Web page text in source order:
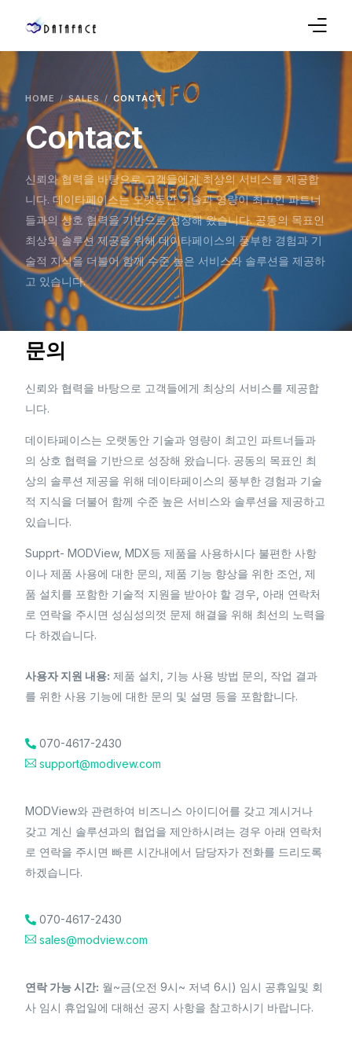
HOME SALES CONTACT
Contact
신뢰와 협력을 바탕으로 고객들에게 최상의 서비스를 제공합
니다. 데이타페이스는 오랫동안 기술과 영량이 최고인 파트너
들과의 상호 협력을 기반으로 성장해 왔습니다. 공동의 목표인
최상의 솔루션 제공을 위해 데이타페이스의 풍부한 경험과 기
술적 지식을 더불어 함께 수준 높은 서비스와 솔루션을 제공하
고 있습니다.
문의
신뢰와 협력을 바탕으로 고객들에게 최상의 서비스를 제공합
니다.
데이타페이스는 오랫동안 기술과 영량이 최고인 파트너들과
의 상호 협력을 기반으로 성장해 왔습니다. 공동의 목표인 최
상의 솔루션 제공을 위해 데이타페이스의 풍부한 경험과 기술
적 지식을 더불어 함께 수준 높은 서비스와 솔루션을 제공하고
있습니다.
Supprt- MODView, MDX등 제품을 사용하시다 불편한 사항
이나 제품 사용에 대한 문의, 제품 기능 향상을 위한 조언, 제
품 설치를 포함한 기술적 지원을 받아야 할 경우, 아래 연락처
로 연락을 주시면 성심성의껏 문제 해결을 위해 최선의 노력을
다 하겠습니다.
사용자 지원 내용: 제품 설치, 기능 사용 방법 문의, 작업 결과
를 위한 사용 기능에 대한 문의 및 설명 등을 포함합니다.
070-4617-2430
support@modivew.com
MODView와 관련하여 비즈니스 아이디어를 갖고 계시거나
갖고 계신 솔루션과의 협업을 제안하시려는 경우 아래 연락처
로 연락을 주시면 빠른 시간내에서 담당자가 전화를 드리도록
하겠습니다.
070-4617-2430
sales@modview.com
연락 가능 시간: 월~금(오전 9시~ 저녁 6시) 임시 공휴일및 회
사 임시 휴업일에 대해선 공지 사항을 참고하시기 바랍니다.
Company
Products
Sales
Service
Support
Blog